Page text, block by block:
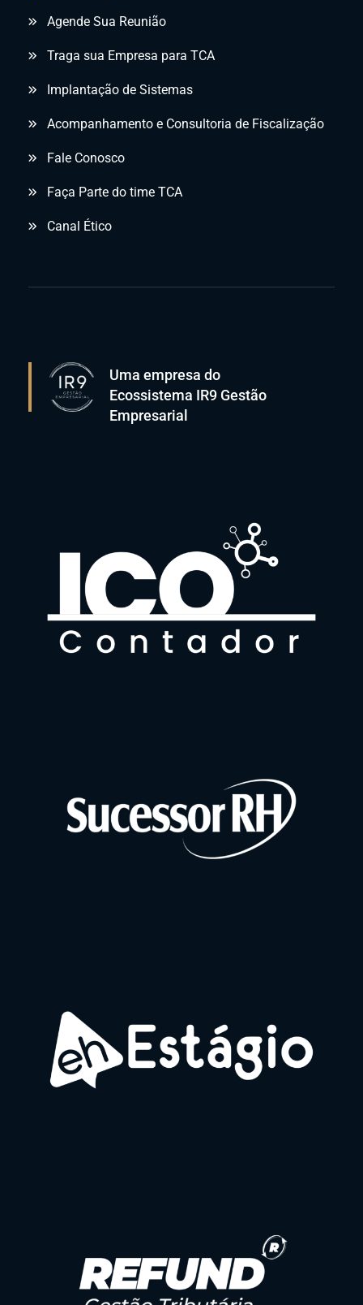
Agende Sua Reunião
Traga sua Empresa para TCA
Implantação de Sistemas
Acompanhamento e Consultoria de Fiscalização
Fale Conosco
Faça Parte do time TCA
Canal Ético
Uma empresa do
Ecossistema IR9 Gestão
Empresarial